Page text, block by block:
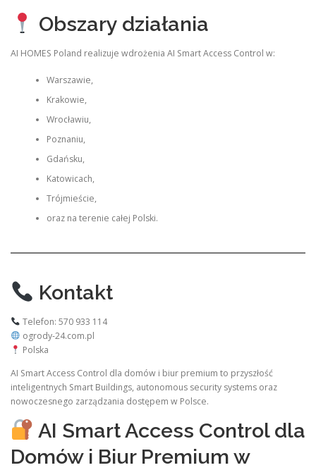
Obszary działania
AI HOMES Poland realizuje wdrożenia AI Smart Access Control w:
Warszawie,
Krakowie,
Wrocławiu,
Poznaniu,
Gdańsku,
Katowicach,
Trójmieście,
oraz na terenie całej Polski.
Kontakt
Telefon: 570 933 114
ogrody-24.com.pl
Polska
AI Smart Access Control dla domów i biur premium to przyszłość
inteligentnych Smart Buildings, autonomous security systems oraz
nowoczesnego zarządzania dostępem w Polsce.
AI Smart Access Control dla
Domów i Biur Premium w